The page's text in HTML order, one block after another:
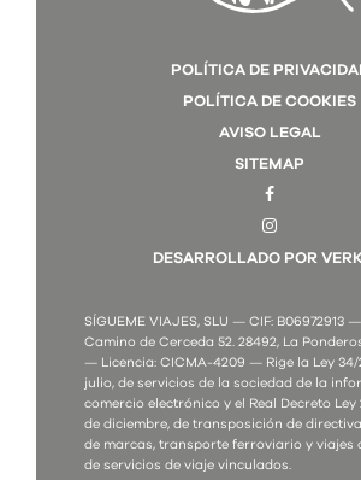
POLÍTICA DE
POLÍTICA DE COOKIES
AVISO LEGAL
SITEMAP
DESARROLLADO POR
SÍGUEME VIAJES, SLU — CIF: B06972913
Camino de Cerceda 52. 28492, La
— Licencia: CICMA-4209 — Rige la Ley 34/
julio, de servicios de la sociedad de la
comercio electrónico y el Real Decreto Ley
de diciembre, de transposición de
de marcas, transporte ferroviario y viajes
de servicios de viaje vinculados.